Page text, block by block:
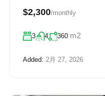
$2,300/monthly
3 4 360 m2
Added: 2月 27, 2026